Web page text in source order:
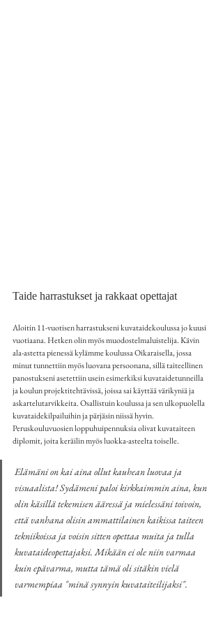
Taide harrastukset ja rakkaat opettajat
Aloitin 11-vuotisen harrastukseni kuvataidekoulussa jo kuusi
vuotiaana. Hetken olin myös muodostelmaluistelija. Kävin
ala-astetta pienessä kylämme koulussa Oikaraisella, jossa
minut tunnettiin myös luovana persoonana, sillä taiteellinen
panostukseni asetettiin usein esimerkiksi kuvataidetunneilla
ja koulun projektitehtävissä, joissa sai käyttää värikyniä ja
askartelutarvikkeita. Osallistuin koulussa ja sen ulkopuolella
kuvataidekilpailuihin ja pärjäsin niissä hyvin.
Peruskouluvuosien loppuhuipennuksia olivat kuvataiteen
diplomit, joita keräilin myös luokka-asteelta toiselle.
Elämäni on kai aina ollut kauhean luovaa ja
visuaalista! Sydämeni paloi kirkkaimmin aina, kun
olin käsillä tekemisen ääressä ja mielessäni toivoin,
että vanhana olisin ammattilainen kaikissa taiteen
tekniikoissa ja voisin sitten opettaa muita ja tulla
kuvataideopettajaksi. Mikään ei ole niin varmaa
kuin epävarma, mutta tämä oli sitäkin vielä
varmempiaa "minä synnyin kuvataiteilijaksi".